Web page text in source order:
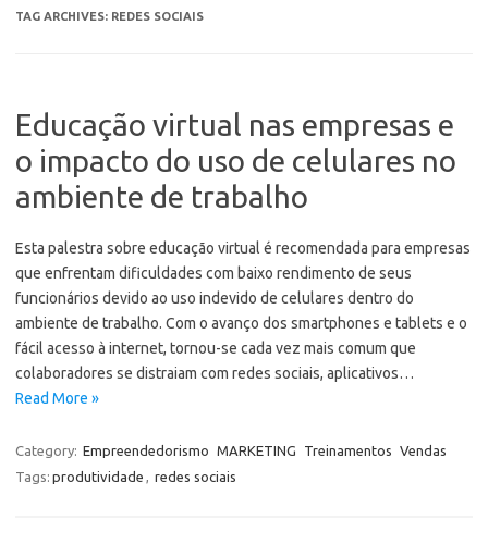
TAG ARCHIVES: REDES SOCIAIS
Educação virtual nas empresas e
o impacto do uso de celulares no
ambiente de trabalho
Esta palestra sobre educação virtual é recomendada para empresas
que enfrentam dificuldades com baixo rendimento de seus
funcionários devido ao uso indevido de celulares dentro do
ambiente de trabalho. Com o avanço dos smartphones e tablets e o
fácil acesso à internet, tornou-se cada vez mais comum que
colaboradores se distraiam com redes sociais, aplicativos…
Read More »
Category: Empreendedorismo MARKETING Treinamentos Vendas
Tags: produtividade , redes sociais